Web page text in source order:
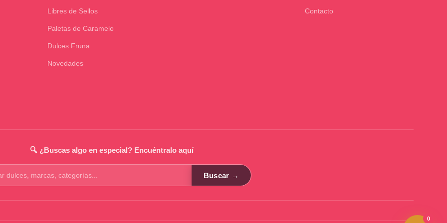
Libres de Sellos
Paletas de Caramelo
Dulces Fruna
Novedades
Contacto
🔍 ¿Buscas algo en especial? Encuéntralo aquí
Buscar →
0